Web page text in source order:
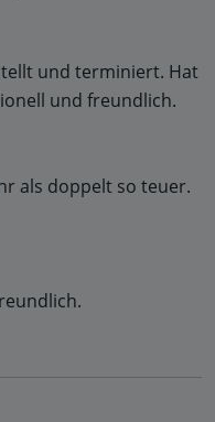
und terminiert. Hat
und freundlich.
als doppelt so teuer.